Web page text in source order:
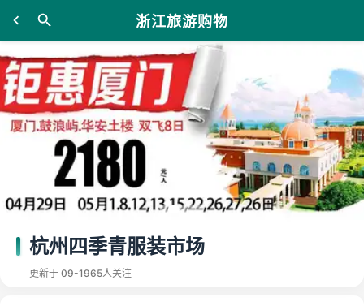
浙江旅游购物
杭州四季青服装市场
更新于 09-1965人关注